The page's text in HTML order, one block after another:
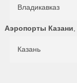
Владикавказ
Аэропорты Казани
Казань